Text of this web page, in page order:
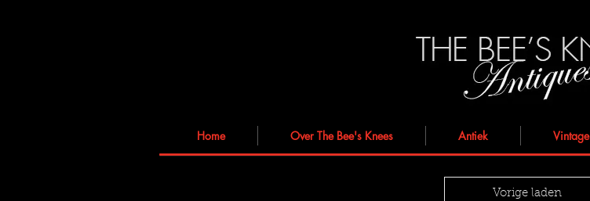
Home Over The Bee's Knees Antiek Vintage
Vorige laden